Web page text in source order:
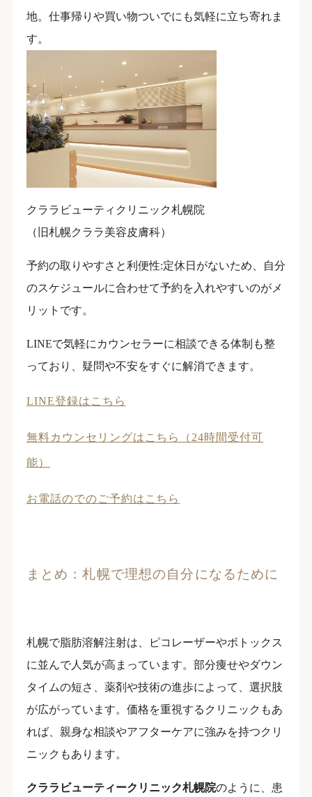
地。仕事帰りや買い物ついでにも気軽に立ち寄れま
す。
クララビューティクリニック札幌院
（旧札幌クララ美容皮膚科）
予約の取りやすさと利便性:定休日がないため、自分
のスケジュールに合わせて予約を入れやすいのがメ
リットです。
LINEで気軽にカウンセラーに相談できる体制も整
っており、疑問や不安をすぐに解消できます。
LINE登録はこちら
無料カウンセリングはこちら（24時間受付可
能）
お電話のでのご予約はこちら
まとめ：札幌で理想の自分になるために
札幌で脂肪溶解注射は、ピコレーザーやボトックス
に並んで人気が高まっています。部分痩せやダウン
タイムの短さ、薬剤や技術の進歩によって、選択肢
が広がっています。価格を重視するクリニックもあ
れば、親身な相談やアフターケアに強みを持つクリ
ニックもあります。
クララビューティークリニック札幌院のように、患